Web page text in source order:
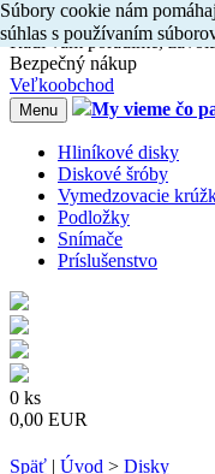
Dovoz do 24h
Radi vámporadíme,
Bezpečný nákup
Veľkoobchod
Menu My vieme čo
Hliníkové disky
Diskové šróby
Vymedzovacie
Podložky
Snímače
Príslušenstvo
0 ks
0,00 EUR
Späť | Úvod > Disky
Súbory cookie nám
súhlas s používaním